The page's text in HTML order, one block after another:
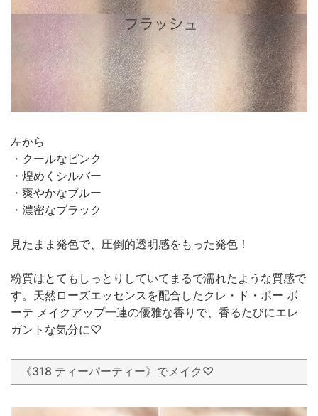
左から
・クールなピンク
・煌めくシルバー
・爽やかなブルー
・濃密なブラック
見たまま発色で、圧倒的透明感をもった発色！
粉質はとてもしっとりしていてまるで濡れたような質感で
す。天然ローズエッセンスを配合したクレ・ド・ポー ボ
ーテ メイクアップ一連の優雅な香りで、香るたびにエレ
ガントな気分に♡
《318 ティーパーティー》でメイク♡